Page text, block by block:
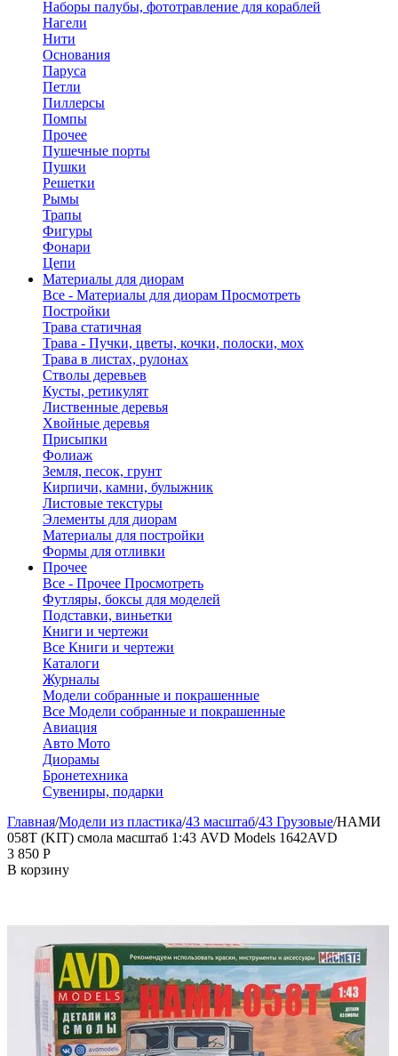
Наборы палубы, фототравление для кораблей
Нагели
Нити
Основания
Паруса
Петли
Пиллерсы
Помпы
Прочее
Пушечные порты
Пушки
Решетки
Рымы
Трапы
Фигуры
Фонари
Цепи
Материалы для диорам
Все - Материалы для диорам Просмотреть
Постройки
Трава статичная
Трава - Пучки, цветы, кочки, полоски, мох
Трава в листах, рулонах
Стволы деревьев
Кусты, ретикулят
Лиственные деревья
Хвойные деревья
Присыпки
Фолиаж
Земля, песок, грунт
Кирпичи, камни, булыжник
Листовые текстуры
Элементы для диорам
Материалы для постройки
Формы для отливки
Прочее
Все - Прочее Просмотреть
Футляры, боксы для моделей
Подставки, виньетки
Книги и чертежи
Все Книги и чертежи
Каталоги
Журналы
Модели собранные и покрашенные
Все Модели собранные и покрашенные
Авиация
Авто Мото
Диорамы
Бронетехника
Сувениры, подарки
Главная/Модели из пластика/43 масштаб/43 Грузовые/НАМИ
058Т (KIT) смола масштаб 1:43 AVD Models 1642AVD
3 850 Р
В корзину